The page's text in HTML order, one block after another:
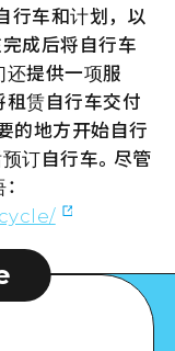
车和计划，以
成后将自行车
提供一项服
赁自行车交付
的地方开始自行
订自行车。尽管